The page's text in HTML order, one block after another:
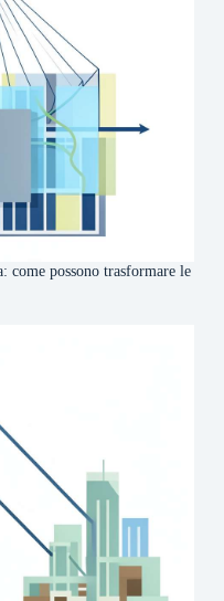
come possono trasformare le